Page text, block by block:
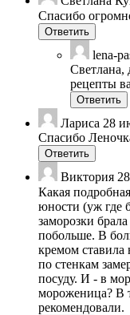
Спасибо
Ответить
lena-
рецепты
Ответить
Лариса 28
Спасибо
Ответить
Виктория
Какая
юности (уж где
заморозки
побольше. В
кремом
по стенкам
посуду. И - в
мороженица? В
рекомендовали.